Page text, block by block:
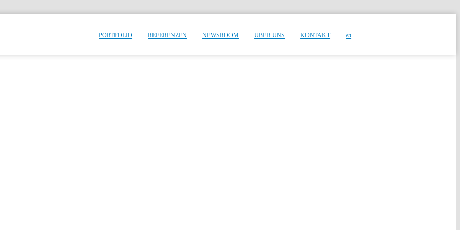
PORTFOLIO REFERENZEN NEWSROOM ÜBER UNS KONTAKT en